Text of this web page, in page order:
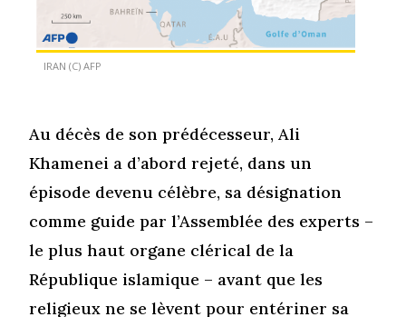
IRAN (C) AFP
Au décès de son prédécesseur, Ali
Khamenei a d’abord rejeté, dans un
épisode devenu célèbre, sa désignation
comme guide par l’Assemblée des experts –
le plus haut organe clérical de la
République islamique – avant que les
religieux ne se lèvent pour entériner sa